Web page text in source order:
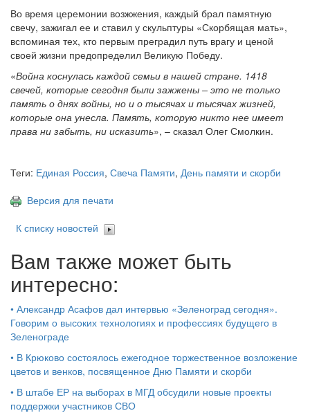
Во время церемонии возжжения, каждый брал памятную
свечу, зажигал ее и ставил у скульптуры «Скорбящая мать»,
вспоминая тех, кто первым преградил путь врагу и ценой
своей жизни предопределил Великую Победу.
«Война коснулась каждой семьи в нашей стране. 1418
свечей, которые сегодня были зажжены – это не только
память о днях войны, но и о тысячах и тысячах жизней,
которые она унесла. Память, которую никто нее имеет
права ни забыть, ни исказить», – сказал Олег Смолкин.
Теги: Единая Россия, Свеча Памяти, День памяти и скорби
Версия для печати
К списку новостей
Вам также может быть
интересно:
• Александр Асафов дал интервью «Зеленоград сегодня».
Говорим о высоких технологиях и профессиях будущего в
Зеленограде
• В Крюково состоялось ежегодное торжественное возложение
цветов и венков, посвященное Дню Памяти и скорби
• В штабе ЕР на выборах в МГД обсудили новые проекты
поддержки участников СВО